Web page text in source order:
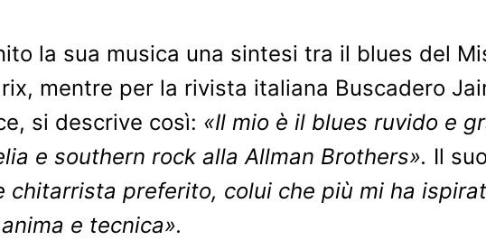
la sua musica una sintesi tra il blues del
mentre per la rivista italiana Buscadero
si descrive così: «Il mio è il blues ruvido e
e southern rock alla Allman Brothers». Il
chitarrista preferito, colui che più mi ha
e tecnica».